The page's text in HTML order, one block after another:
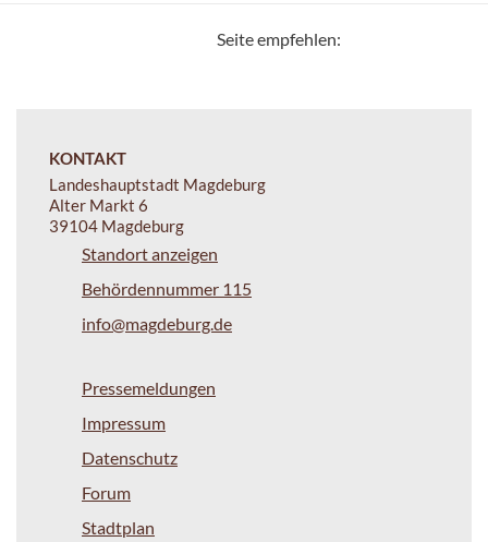
Seite empfehlen:
KONTAKT
Landeshauptstadt Magdeburg
Alter Markt 6
39104 Magdeburg
Standort anzeigen
Behördennummer 115
info@magdeburg.de
Pressemeldungen
Impressum
Datenschutz
Forum
Stadtplan